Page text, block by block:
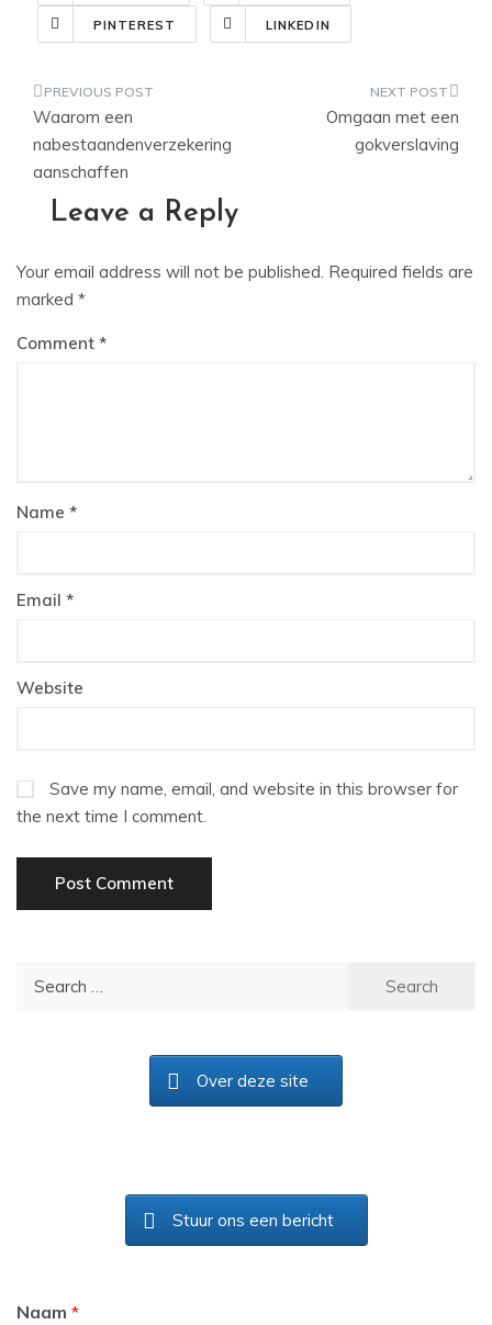
PINTEREST LINKEDIN
Post
navigation
Waarom een
nabestaandenverzekering
aanschaffen
Omgaan met een
gokverslaving
Leave a Reply
Your email address will not be published. Required fields are
marked *
Comment
Name *
Email *
Website
Save my name, email, and website in this browser for
the next time I comment.
Over deze site
Stuur ons een bericht
Naam *